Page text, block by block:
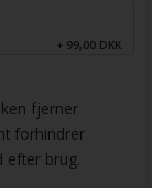
+ 99,00 DKK
fjerner
forhindrer
efter brug.